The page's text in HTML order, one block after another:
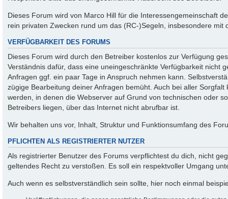
Dieses Forum wird von Marco Hill für die Interessengemeinschaft
rein privaten Zwecken rund um das (RC-)Segeln, insbesondere mit
VERFÜGBARKEIT DES FORUMS
Dieses Forum wird durch den Betreiber kostenlos zur Verfügung
Verständnis dafür, dass eine uneingeschränkte Verfügbarkeit nicht
Anfragen ggf. ein paar Tage in Anspruch nehmen kann.
zügige Bearbeitung deiner Anfragen bemüht. Auch bei aller
werden, in denen die Webserver auf Grund von technischen oder
Betreibers liegen, über das Internet nicht abrufbar ist.
Wir behalten uns vor, Inhalt, Struktur und Funktionsumfang des
PFLICHTEN ALS REGISTRIERTER NUTZER
Als registrierter Benutzer des Forums verpflichtest du dich, nicht
geltendes Recht zu verstoßen. Es soll ein respektvoller Umgang
Auch wenn es selbstverständlich sein sollte, hier noch einmal